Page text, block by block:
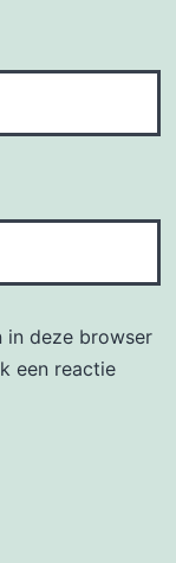
in deze browser
een reactie